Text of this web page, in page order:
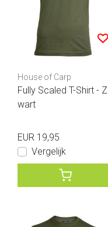
House of Carp
Fully Scaled T-Shirt - Z
wart
EUR 19,95
Vergelijk